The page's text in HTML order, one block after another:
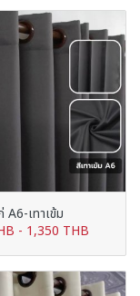
A6-เทาเข้ม
- 1,350 THB